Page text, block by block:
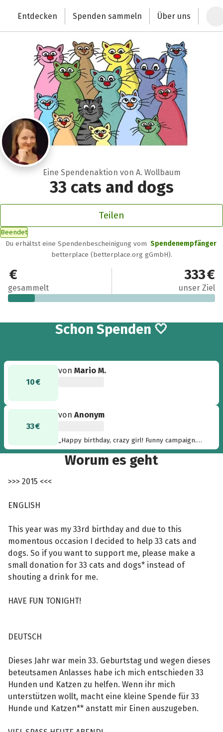
Deutschlands größte Spendenplattform
Entdecken Spenden sammeln Über uns
Eine Spendenaktion von A. Wollbaum
33 cats and dogs
Teilen
Beendet
Du erhältst eine Spendenbescheinigung vom Spendenempfänger
betterplace (betterplace.org gGmbH).
43 €
gesammelt
333 €
unser Ziel
Schon 2
Spenden 🤍
10 €
vonMario M.
33 €
vonAnonym
„Happy birthday, crazy girl! Funny campaign.
Great idea! :)“
Worum es geht
>>> 2015 <<<
ENGLISH
This year was my 33rd birthday and due to this
momentous occasion I decided to help 33 cats and
dogs. So if you want to support me, please make a
small donation for 33 cats and dogs* instead of
shouting a drink for me.
HAVE FUN TONIGHT!
DEUTSCH
Dieses Jahr war mein 33. Geburtstag und wegen dieses
beteutsamen Anlasses habe ich mich entschieden 33
Hunden und Katzen zu helfen. Wenn ihr mich
unterstützen wollt, macht eine kleine Spende für 33
Hunde und Katzen** anstatt mir Einen auszugeben.